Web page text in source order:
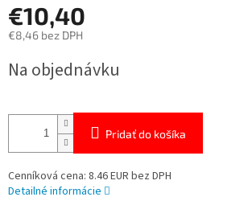
€10,40
€8,46 bez DPH
cena:
Na objednávku
Pridať do košíka
Cenníková cena: 8.46 EUR bez DPH
Detailné informácie